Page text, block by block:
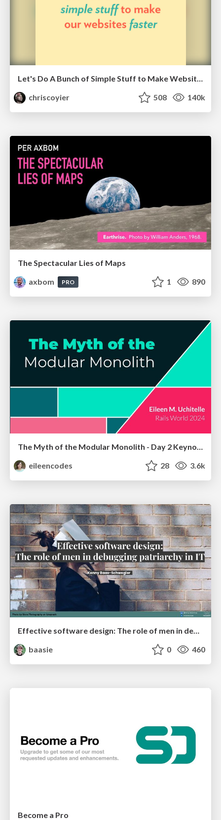
Let's Do A Bunch of Simple Stuff to Make Websites Faster
chriscoyier
508 140k
The Spectacular Lies of Maps
axbom
PRO 1 890
The Myth of the Modular Monolith - Day 2 Keynote - Rails World 2024
eileencodes
28 3.6k
Effective software design: The role of men in debugging patriarchy in IT @ Voxxed Days AMS
baasie
0 460
Become a Pro